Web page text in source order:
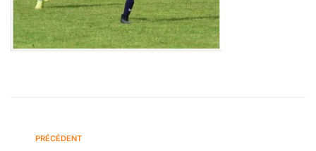
PRÉCÉDENT